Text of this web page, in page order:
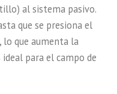
al sistema pasivo.
que se presiona el
lo que aumenta la
para el campo de